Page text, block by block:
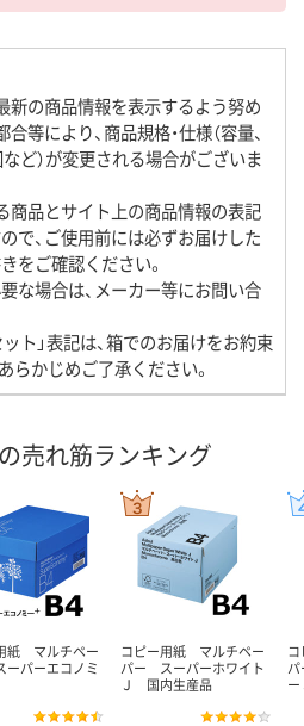
新の商品情報を表示するよう努め
等により、商品規格・仕様（容量、
ど）が変更される場合がございま
商品とサイト上の商品情報の表記
で、ご使用前には必ずお届けした
をご確認ください。
な場合は、メーカー等にお問い合
ト」表記は、箱でのお届けをお約束
らかじめご了承ください。
の売れ筋ランキング
紙 マルチペー
パーエコノミ
コピー用紙 マルチペー
パー スーパーホワイト
Ｊ 国内生産品